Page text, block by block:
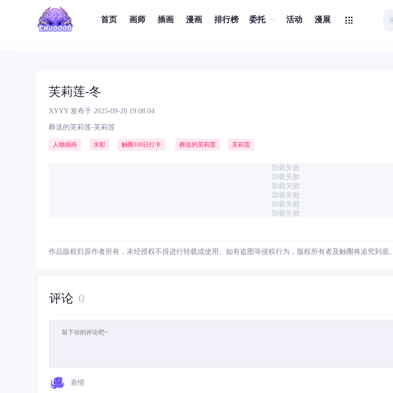
首页 画师 插画 漫画 排行榜 委托 活动 漫展
芙莉莲-冬
XYYY发布于 2025-09-20 19:08:04
葬送的芙莉莲-芙莉莲
人物插画 水彩 触圈100日打卡 葬送的芙莉莲 芙莉莲
加载失败
加载失败
加载失败
加载失败
加载失败
加载失败
作品版权归原作者所有，未经授权不得进行转载或使用。如有盗图等侵权行为，版权所有者及触圈将追究到底。
评论 0
表情